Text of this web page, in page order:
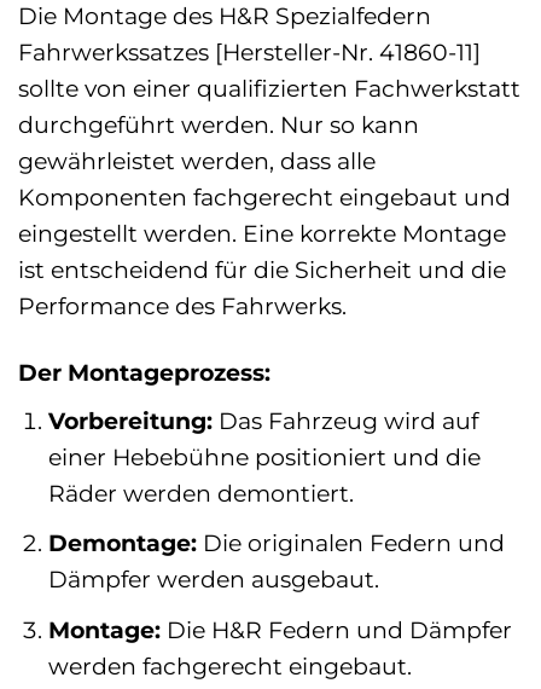
Die Montage des H&R Spezialfedern
Fahrwerkssatzes [Hersteller-Nr. 41860-11]
sollte von einer qualifizierten Fachwerkstatt
durchgeführt werden. Nur so kann
gewährleistet werden, dass alle
Komponenten fachgerecht eingebaut und
eingestellt werden. Eine korrekte Montage
ist entscheidend für die Sicherheit und die
Performance des Fahrwerks.
Der Montageprozess:
Vorbereitung:Das Fahrzeug wird auf
einer Hebebühne positioniert und die
Räder werden demontiert.
Demontage:Die originalen Federn und
Dämpfer werden ausgebaut.
Montage:Die H&R Federn und Dämpfer
werden fachgerecht eingebaut.